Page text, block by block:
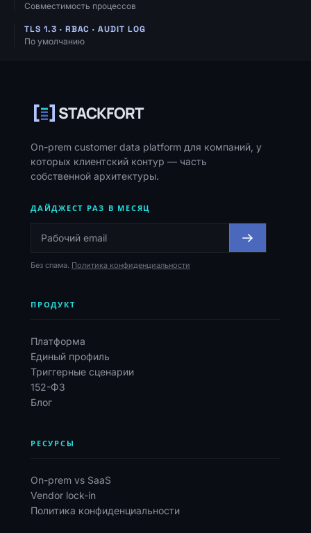
Совместимость процессов
TLS 1.3 · RBAC · AUDIT LOG
По умолчанию
STACKFORT
On-prem customer data platform для компаний, у
которых клиентский контур — часть
собственной архитектуры.
ДАЙДЖЕСТ РАЗ В МЕСЯЦ
Без спама. Политика конфиденциальности
ПРОДУКТ
Платформа
Единый профиль
Триггерные сценарии
152-ФЗ
Блог
РЕСУРСЫ
On-prem vs SaaS
Vendor lock-in
Политика конфиденциальности